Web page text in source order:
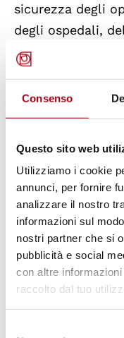
Consenso
Questo sito web
Utilizziamo i cookie
annunci, per fornire
analizzare il nostro
informazioni sul
nostri partner che si
pubblicità e social
con altre
raccolto dal tuo
sicurezza degli
degli ospedali,
Gaza, che
fornire servizi
situazione.
cessate il fuoco
urgenti della
rilascio di tutti i
dall'attacco dei
comunità
Il 27 ottobre